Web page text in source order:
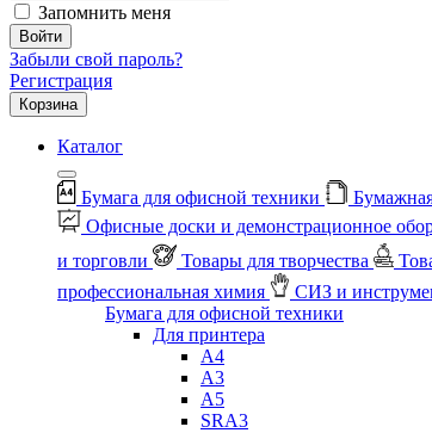
Запомнить меня
Войти
Забыли свой пароль?
Регистрация
Корзина
Каталог
Бумага для офисной техники
Офисные доски и демонстрационное
и торговли
Товары для творчества
профессиональная химия
СИЗ и
Бумага для офисной техники
Для принтера
А4
А3
А5
SRA3